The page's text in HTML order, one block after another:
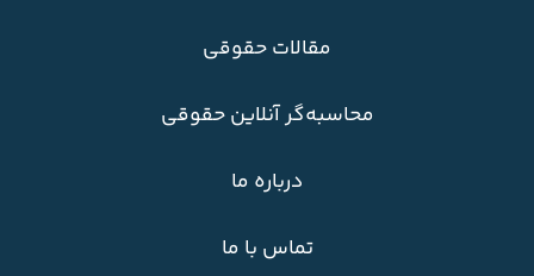
مقالات حقوقی
محاسبه‌گر آنلاین حقوقی
درباره ما
تماس با ما